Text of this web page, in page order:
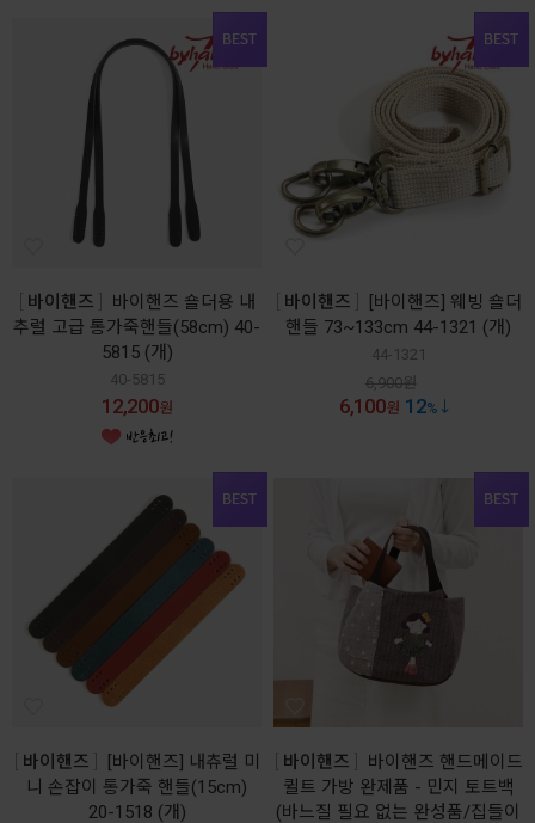
바이핸즈
바이핸즈 숄더용 내
추럴 고급 통가죽핸들(58cm) 40-
5815 (개)
40-5815
12,200원
바이핸즈
[바이핸즈] 웨빙 숄더
핸들 73~133cm 44-1321 (개)
44-1321
6,900원
6,100원 12%
바이핸즈
[바이핸즈] 내츄럴 미
니 손잡이 통가죽 핸들(15cm)
20-1518 (개)
바이핸즈
바이핸즈 핸드메이드
퀼트 가방 완제품 - 민지 토트백
(바느질 필요 없는 완성품/집들이